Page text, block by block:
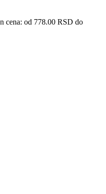
cena: od 778.00 RSD do